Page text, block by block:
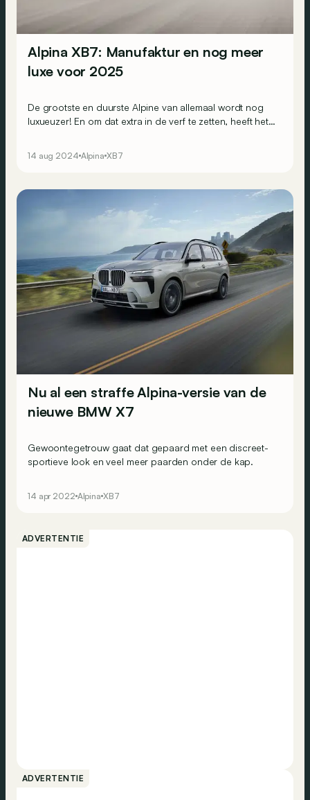
Alpina XB7: Manufaktur en nog meer
luxe voor 2025
De grootste en duurste Alpine van allemaal wordt nog
luxueuzer! En om dat extra in de verf te zetten, heeft het
14 aug 2024 Alpina XB7
Nu al een straffe Alpina-versie van de
nieuwe BMW X7
Gewoontegetrouw gaat dat gepaard met een discreet-
sportieve look en veel meer paarden onder de kap.
14 apr 2022 Alpina XB7
ADVERTENTIE
ADVERTENTIE